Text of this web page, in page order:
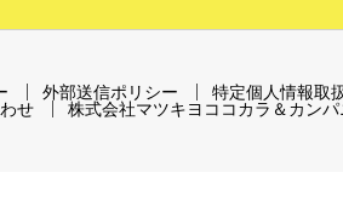
外部送信ポリシー 特定個人情報取
せ
株式会社マツキヨココカラ＆カンパ